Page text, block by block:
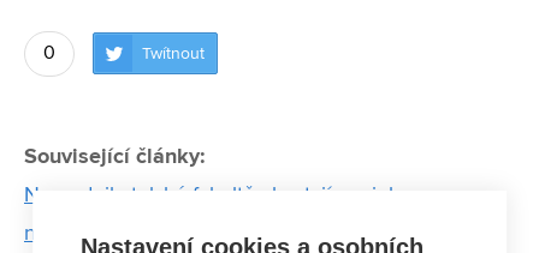
0 Twítnout
Související články:
Na podnikatelské fakultě chystají novinky v
navazujících programech
Nastavení cookies a osobních